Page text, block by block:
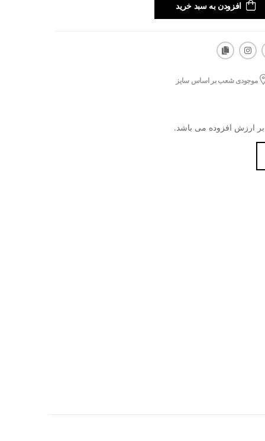
افزودن به سبد خرید
موجودی شعب بر اساس سایز